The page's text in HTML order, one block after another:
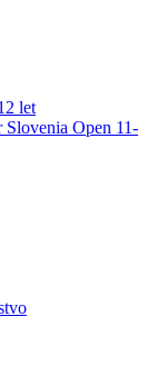
let
Slovenia Open 11-